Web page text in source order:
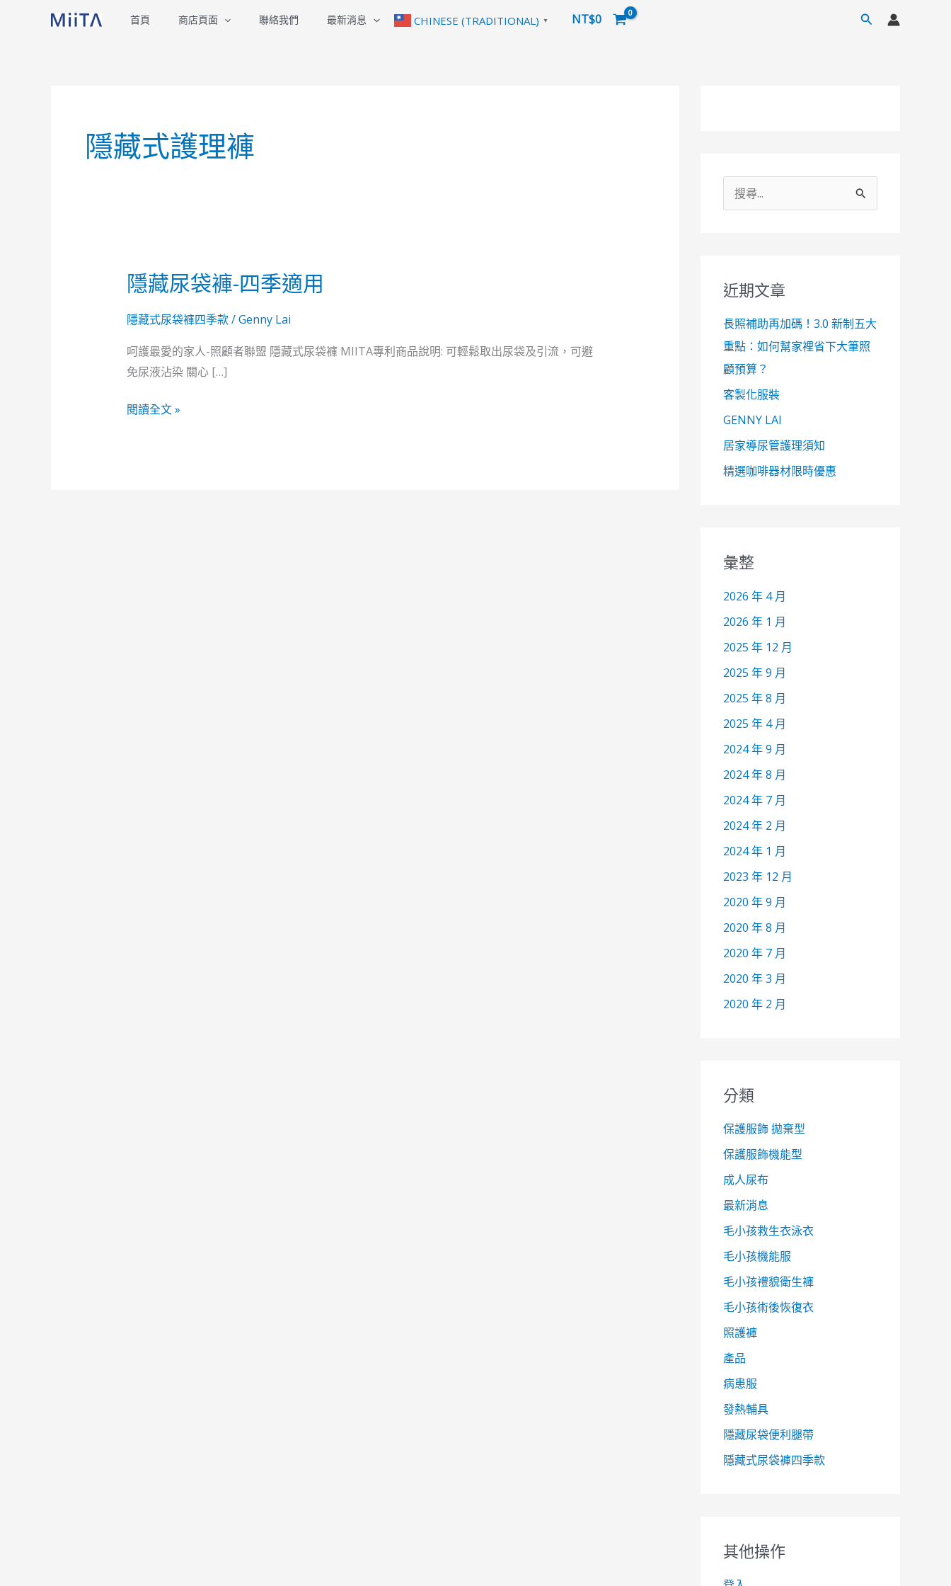
首頁 商店頁面 聯絡我們 最新消息 CHINESE (TRADITIONAL) ▼ NT$0
搜
隱藏式護理褲
隱藏尿袋褲-四季適用
隱藏式尿袋褲四季款/Genny Lai
呵護最愛的家人-照顧者聯盟 隱藏式尿袋褲 MIITA專利商品說明: 可輕鬆取出尿袋及引流，可避
免尿液沾染 關心 […]
隱
藏
尿
褲-
四
季
閱讀全文 »
字
近期文章
長照補助再加碼！3.0 新制五大
重點：如何幫家裡省下大筆照
顧預算？
客製化服裝
GENNY LAI
居家導尿管護理須知
精選咖啡器材限時優惠
彙整
2026 年 4 月
2026 年 1 月
2025 年 12 月
2025 年 9 月
2025 年 8 月
2025 年 4 月
2024 年 9 月
2024 年 8 月
2024 年 7 月
2024 年 2 月
2024 年 1 月
2023 年 12 月
2020 年 9 月
2020 年 8 月
2020 年 7 月
2020 年 3 月
2020 年 2 月
分類
保護服飾 拋棄型
保護服飾機能型
成人尿布
最新消息
毛小孩救生衣泳衣
毛小孩機能服
毛小孩禮貌衛生褲
毛小孩術後恢復衣
照護褲
產品
病患服
發熱輔具
隱藏尿袋便利腿帶
隱藏式尿袋褲四季款
其他操作